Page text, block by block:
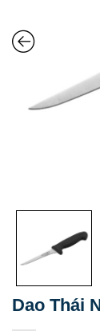
Dao Thái